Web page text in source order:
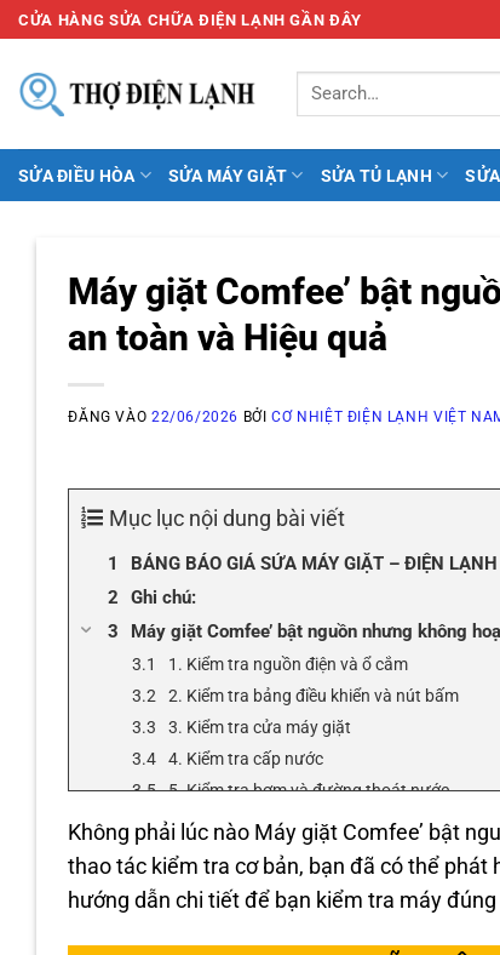
Bỏ
nội
dung
CỬA HÀNG SỬA CHỮA ĐIỆN LẠNH GẦN ĐÂY
SỬA ĐIỀU HÒA SỬA MÁY GIẶT SỬA TỦ LẠNH
Máy giặt Comfee’ bật
an toàn và Hiệu quả
ĐĂNG VÀO 22/06/2026 BỞICƠ NHIỆT ĐIỆN LẠNH VIỆT
Mục lục nội dung bài viết
BẢNG BÁO GIÁ SỬA MÁY GIẶT – ĐIỆN
Ghi chú:
Máy giặt Comfee’ bật nguồn nhưng không
1. Kiểm tra nguồn điện và ổ cắm
2. Kiểm tra bảng điều khiển và nút bấm
3. Kiểm tra cửa máy giặt
4. Kiểm tra cấp nước
5. Kiểm tra bơm và đường thoát nước
6. Kiểm tra bo mạch và linh kiện điện tử
Các biện pháp phòng ngừa và bảo dưỡng
Dịch vụ sửa máy giặt tại Điện Lạnh Phương
Không phải lúc nào Máy giặt Comfee’ bật
thao tác kiểm tra cơ bản, bạn đã có thể
hướng dẫn chi tiết để bạn kiểm tra máy